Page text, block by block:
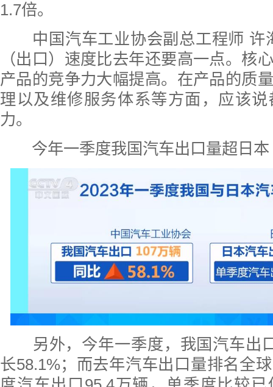
1.7倍。
中国汽车工业协会副总工程师 许
（出口）速度比去年还要高一点。核
产品的竞争力大幅提高。在产品的质
理以及维修服务体系等方面，应该
力。
今年一季度我国汽车出口量超日本
另外，今年一季度，我国汽车出
长58.1%；而去年汽车出口量排名全